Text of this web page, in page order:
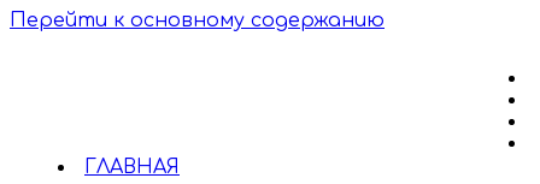
Перейти к основному содержанию
ГЛАВНАЯ